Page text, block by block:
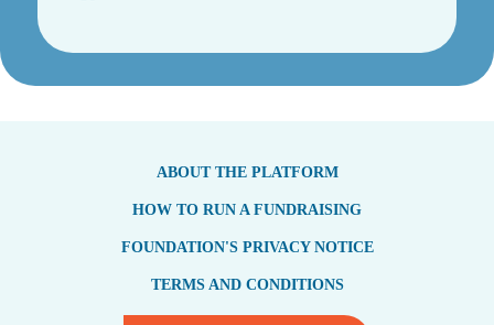
ABOUT THE PLATFORM
HOW TO RUN A FUNDRAISING
FOUNDATION'S PRIVACY NOTICE
TERMS AND CONDITIONS